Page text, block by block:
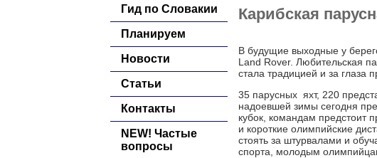
Гид по Словакии
Планируем
Новости
Статьи
Контакты
NEW! Частые
вопросы
Карибская
В будущие выходные у
Land Rover. Любительская
стала традицией и за глаза
35 парусных яхт, 220
надоевшей зимы сегодня
кубок, командам предстоит
и короткие олимпийские
стоять за штурвалами и
спорта, молодым